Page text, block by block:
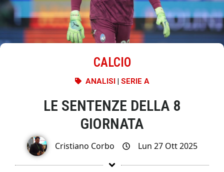
CALCIO
ANALISI| SERIE A
LE SENTENZE DELLA 8
GIORNATA
Cristiano Corbo Lun 27 Ott 2025